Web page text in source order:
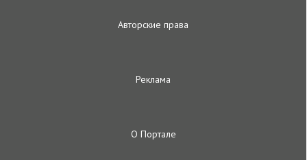
Авторские права
Реклама
О Портале